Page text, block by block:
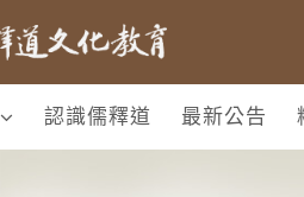
認識儒釋道 最新公告